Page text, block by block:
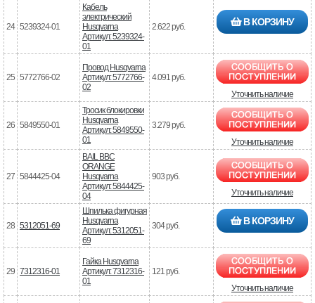
24 5239324-01
Кабель
электрический
Husqvarna
Артикул: 5239324-
01
2.622 руб. В КОРЗИНУ
25 5772766-02
Провод Husqvarna
Артикул: 5772766-
02
4.091 руб.
Уточнить наличие
26 5849550-01
Тросик блокировки
Husqvarna
Артикул: 5849550-
01
3.279 руб.
Уточнить наличие
27 5844425-04
BAIL BBC
ORANGE
Husqvarna
Артикул: 5844425-
04
903 руб.
Уточнить наличие
28 5312051-69
Шпилька фигурная
Husqvarna
Артикул: 5312051-
69
304 руб. В КОРЗИНУ
29 7312316-01
Гайка Husqvarna
Артикул: 7312316-
01
121 руб.
Уточнить наличие